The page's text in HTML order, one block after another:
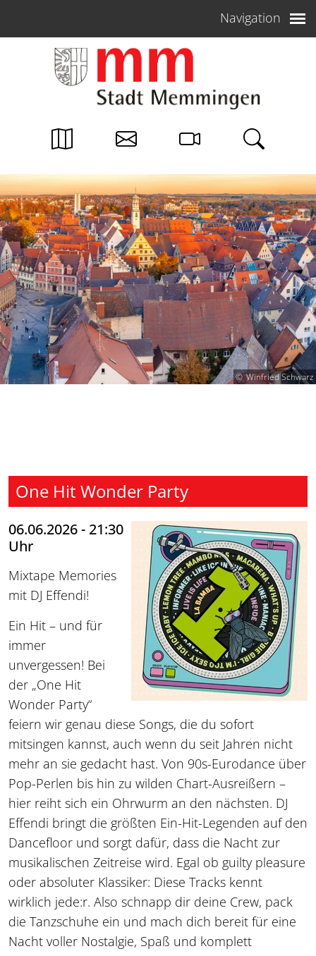
Navigation
Winfried Schwarz
One Hit Wonder Party
06.06.2026 - 21:30
Uhr
Mixtape Memories
mit DJ Effendi!
Ein Hit – und für
immer
unvergessen! Bei
der „One Hit
Wonder Party“
feiern wir genau diese Songs, die du sofort
mitsingen kannst, auch wenn du seit Jahren nicht
mehr an sie gedacht hast. Von 90s-Eurodance über
Pop-Perlen bis hin zu wilden Chart-Ausreißern –
hier reiht sich ein Ohrwurm an den nächsten. DJ
Effendi bringt die größten Ein-Hit-Legenden auf den
Dancefloor und sorgt dafür, dass die Nacht zur
musikalischen Zeitreise wird. Egal ob guilty pleasure
oder absoluter Klassiker: Diese Tracks kennt
wirklich jede:r. Also schnapp dir deine Crew, pack
die Tanzschuhe ein und mach dich bereit für eine
Nacht voller Nostalgie, Spaß und komplett